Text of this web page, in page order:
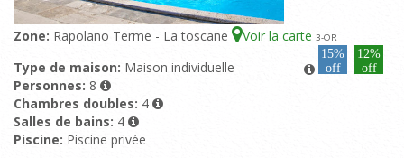
Zone: Rapolano Terme - La toscane Voir la carte 3-OR
15%
off
12%
off
Type de maison: Maison individuelle
Personnes: 8
Chambres doubles: 4
Salles de bains: 4
Piscine: Piscine privée